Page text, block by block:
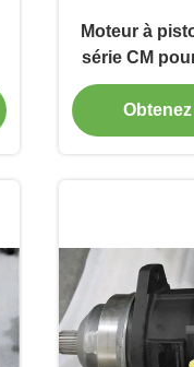
Moteur à
série CM
avec